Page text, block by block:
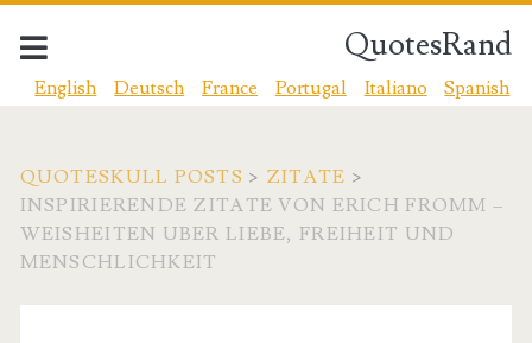
QuotesRand
English Deutsch France Portugal Italiano Spanish
QUOTESKULL POSTS > ZITATE >
INSPIRIERENDE ZITATE VON ERICH FROMM –
WEISHEITEN UBER LIEBE, FREIHEIT UND
MENSCHLICHKEIT